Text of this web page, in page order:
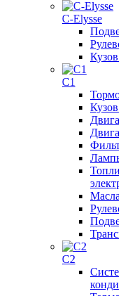
C-Elysse
C1
C2